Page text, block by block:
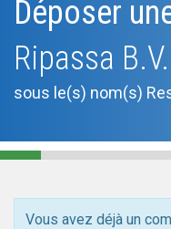
Déposer
Ripassa B.V.
sous le(s) nom(s)
Vous avez déjà un